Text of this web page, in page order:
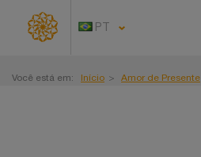
PT
Você está em: Início Amor de Presente